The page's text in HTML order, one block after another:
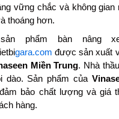
vững chắc và không
thoáng hơn.
phẩm bàn nâng
gara.com được sản xuất
Miền Trung. Nhà
dào. Sản phẩm của
bảo chất lượng và giá
hàng.